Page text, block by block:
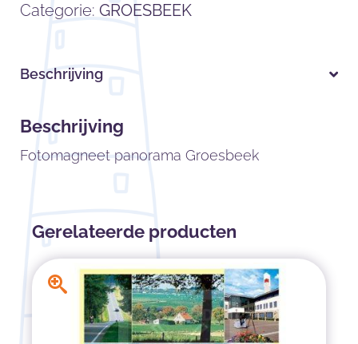
Categorie:GROESBEEK
Beschrijving
Beschrijving
Fotomagneet panorama Groesbeek
Gerelateerde producten